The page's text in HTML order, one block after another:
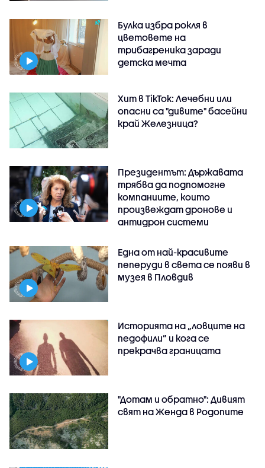
Булка избра рокля в
цветовете на
трибагреника заради
детска мечта
Хит в TikTok: Лечебни или
опасни са "дивите" басейни
край Железница?
Президентът: Държавата
трябва да подпомогне
компаниите, които
произвеждат дронове и
антидрон системи
Една от най-красивите
пеперуди в света се появи в
музея в Пловдив
Историята на „ловците на
педофили” и кога се
прекрачва границата
"Дотам и обратно": Дивият
свят на Женда в Родопите